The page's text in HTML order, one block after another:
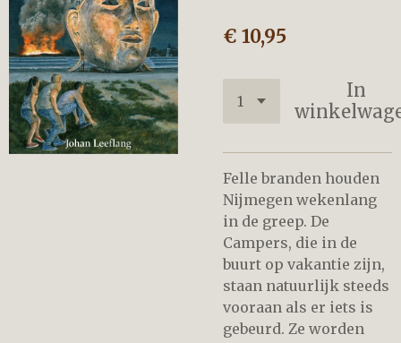
€ 10,95
In
Felle branden houden
Nijmegen wekenlang
in de greep. De
Campers, die in de
buurt op vakantie zijn,
staan natuurlijk steeds
vooraan als er iets is
gebeurd. Ze worden